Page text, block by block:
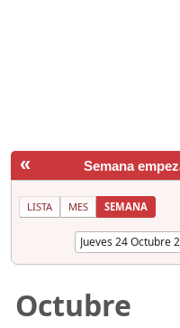
« Semana
LISTA MES SEMANA
Octubre